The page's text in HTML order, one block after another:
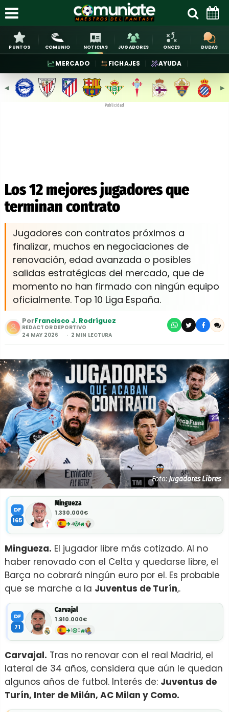
PUNTOS COMUNIO NOTICIAS JUGADORES ONCES DUDAS
MERCADO FICHAJES AYUDA
◀︎ ▶︎
Publicidad
Los 12 mejores jugadores que
terminan contrato
Jugadores con contratos próximos a
finalizar, muchos en negociaciones de
renovación, edad avanzada o posibles
salidas estratégicas del mercado, que de
momento no han firmado con ningún equipo
oficialmente. Top 10 Liga España.
PorFrancisco J. Rodríguez
REDACTOR DEPORTIVO
24 MAY 2026
2 MIN LECTURA
Foto:Jugadores Libres
DF
165
Mingueza
1.330.000€
4 1
Mingueza. El jugador libre más cotizado. Al no
haber renovado con el Celta y quedarse libre, el
Barça no cobrará ningún euro por el. Es probable
que se marche a la Juventus de Turín,.
DF
71
Carvajal
1.910.000€
1 0
Carvajal. Tras no renovar con el real Madrid, el
lateral de 34 años, considera que aún le quedan
algunos años de futbol. Interés de: Juventus de
Turín, Inter de Milán, AC Milan y Como.